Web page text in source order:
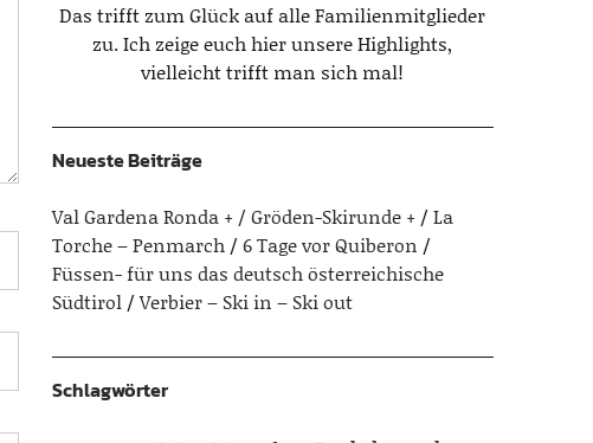
Das trifft zum Glück auf alle Familienmitglieder
zu. Ich zeige euch hier unsere Highlights,
vielleicht trifft man sich mal!
Neueste Beiträge
Val Gardena Ronda + / Gröden-Skirunde +
La
Torche – Penmarch
6 Tage vor Quiberon
Füssen- für uns das deutsch österreichische
Südtirol
Verbier – Ski in – Ski out
Schlagwörter